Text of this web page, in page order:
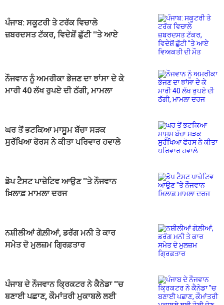
ਪੰਜਾਬ: ਸਕੂਟਰੀ ਤੇ ਟਰੱਕ ਵਿਚਾਲੇ
ਜ਼ਬਰਦਸਤ ਟੱਕਰ, ਵਿਦੇਸ਼ੋਂ ਛੁੱਟੀ ''ਤੇ ਆਏ
ਨੌਜਵਾਨ ਨੂੰ ਅਮਰੀਕਾ ਭੇਜਣ ਦਾ ਝਾਂਸਾ ਦੇ ਕੇ
ਮਾਰੀ 40 ਲੱਖ ਰੁਪਏ ਦੀ ਠੱਗੀ, ਮਾਮਲਾ
ਘਰ ਤੋਂ ਭਟਕਿਆ ਮਾਸੂਮ ਬੱਚਾ ਸੜਕ
ਸੁਰੱਖਿਆ ਫੋਰਸ ਨੇ ਕੀਤਾ ਪਰਿਵਾਰ ਹਵਾਲੇ
ਡੋਪ ਟੈਸਟ ਪਾਜ਼ੇਟਿਵ ਆਉਣ ''ਤੇ ਨੌਜਵਾਨ
ਖ਼ਿਲਾਫ਼ ਮਾਮਲਾ ਦਰਜ
ਨਸ਼ੀਲੀਆਂ ਗੋਲ਼ੀਆਂ, ਡਰੱਗ ਮਨੀ ਤੇ ਕਾਰ
ਸਮੇਤ ਦੋ ਮੁਲਜ਼ਮ ਗ੍ਰਿਫ਼ਤਾਰ
ਪੰਜਾਬ ਦੇ ਨੌਜਵਾਨ ਕ੍ਰਿਕਟਰ ਨੇ ਕੈਨੇਡਾ ''ਚ
ਬਣਾਈ ਪਛਾਣ, ਕੌਮਾਂਤਰੀ ਮੁਕਾਬਲੇ ਲਈ